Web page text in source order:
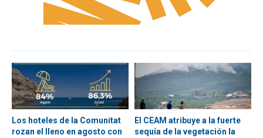
Los hoteles de la Comunitat
rozan el lleno en agosto con
El CEAM atribuye a la fuerte
sequía de la vegetación la